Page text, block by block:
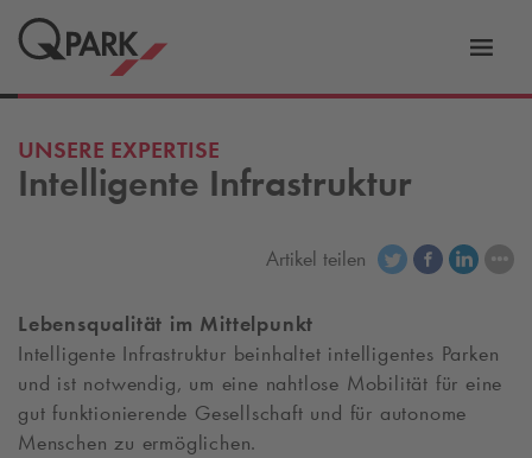
Zur
UNSERE EXPERTISE
Intelligente Infrastruktur
Artikel teilen
Lebensqualität im Mittelpunkt
Intelligente Infrastruktur beinhaltet intelligentes Parken
und ist notwendig, um eine nahtlose Mobilität für eine
gut funktionierende Gesellschaft und für autonome
Menschen zu ermöglichen.